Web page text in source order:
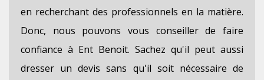
en recherchant des professionnels en la matière.
Donc, nous pouvons vous conseiller de faire
confiance à Ent Benoit. Sachez qu'il peut aussi
dresser un devis sans qu'il soit nécessaire de